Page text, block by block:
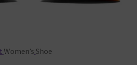
Women’s Shoe